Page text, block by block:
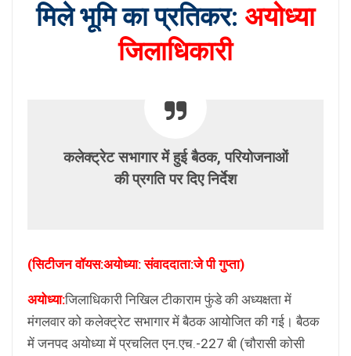
मिले भूमि का प्रतिकर: अयोध्या
जिलाधिकारी
कलेक्ट्रेट सभागार में हुई बैठक, परियोजनाओं
की प्रगति पर दिए निर्देश
(सिटीजन वॉयस:अयोध्या: संवाददाता:जे पी गुप्ता)
अयोध्या:जिलाधिकारी निखिल टीकाराम फुंडे की अध्यक्षता में
मंगलवार को कलेक्ट्रेट सभागार में बैठक आयोजित की गई। बैठक
में जनपद अयोध्या में प्रचलित एन.एच.-227 बी (चौरासी कोसी